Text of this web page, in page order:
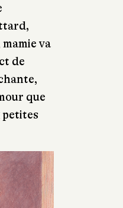
va
de
que
petites